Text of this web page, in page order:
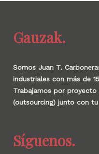
Gauzak.
Somos Juan T.
industriales con más de
Trabajamos por
(outsourcing) junto con
Síguenos.